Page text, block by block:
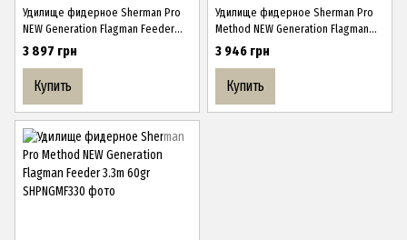
Удилище фидерное Sherman Pro
NEW Generation Flagman Feeder
3.6m 70gr
3 897 грн
Купить
Удилище фидерное Sherman Pro
Method NEW Generation Flagman
Feeder 3.6m 90gr
3 946 грн
Купить